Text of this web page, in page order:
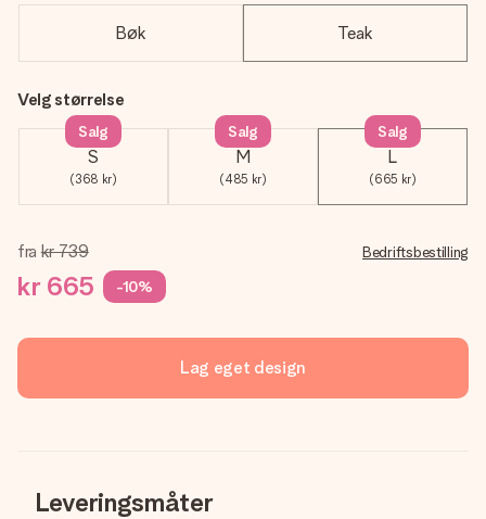
Bøk Teak
Velg størrelse
S
(368 kr)
Salg
M
(485 kr)
Salg
L
(665 kr)
Salg
fra kr 739
kr 665 -10%
Bedriftsbestilling
Lag eget design
Leveringsmåter